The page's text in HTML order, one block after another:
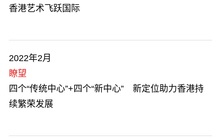
追求卓越
香港艺术飞跃国际
2022年2月
瞭望
四个“传统中心”+四个“新中心” 新定位助力香港持
续繁荣发展